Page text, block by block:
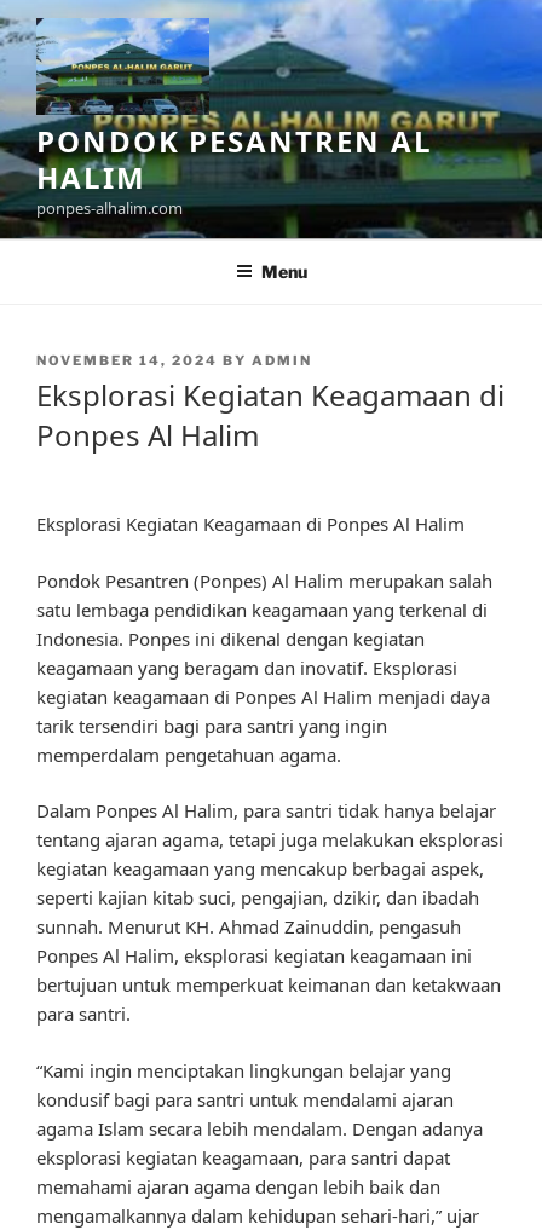
Skip
to
content
PONDOK PESANTREN AL
HALIM
ponpes-alhalim.com
Menu
POSTED
ON
NOVEMBER 14, 2024 BY ADMIN
Eksplorasi Kegiatan Keagamaan di
Ponpes Al Halim
Eksplorasi Kegiatan Keagamaan di Ponpes Al Halim
Pondok Pesantren (Ponpes) Al Halim merupakan salah
satu lembaga pendidikan keagamaan yang terkenal di
Indonesia. Ponpes ini dikenal dengan kegiatan
keagamaan yang beragam dan inovatif. Eksplorasi
kegiatan keagamaan di Ponpes Al Halim menjadi daya
tarik tersendiri bagi para santri yang ingin
memperdalam pengetahuan agama.
Dalam Ponpes Al Halim, para santri tidak hanya belajar
tentang ajaran agama, tetapi juga melakukan eksplorasi
kegiatan keagamaan yang mencakup berbagai aspek,
seperti kajian kitab suci, pengajian, dzikir, dan ibadah
sunnah. Menurut KH. Ahmad Zainuddin, pengasuh
Ponpes Al Halim, eksplorasi kegiatan keagamaan ini
bertujuan untuk memperkuat keimanan dan ketakwaan
para santri.
“Kami ingin menciptakan lingkungan belajar yang
kondusif bagi para santri untuk mendalami ajaran
agama Islam secara lebih mendalam. Dengan adanya
eksplorasi kegiatan keagamaan, para santri dapat
memahami ajaran agama dengan lebih baik dan
mengamalkannya dalam kehidupan sehari-hari,” ujar